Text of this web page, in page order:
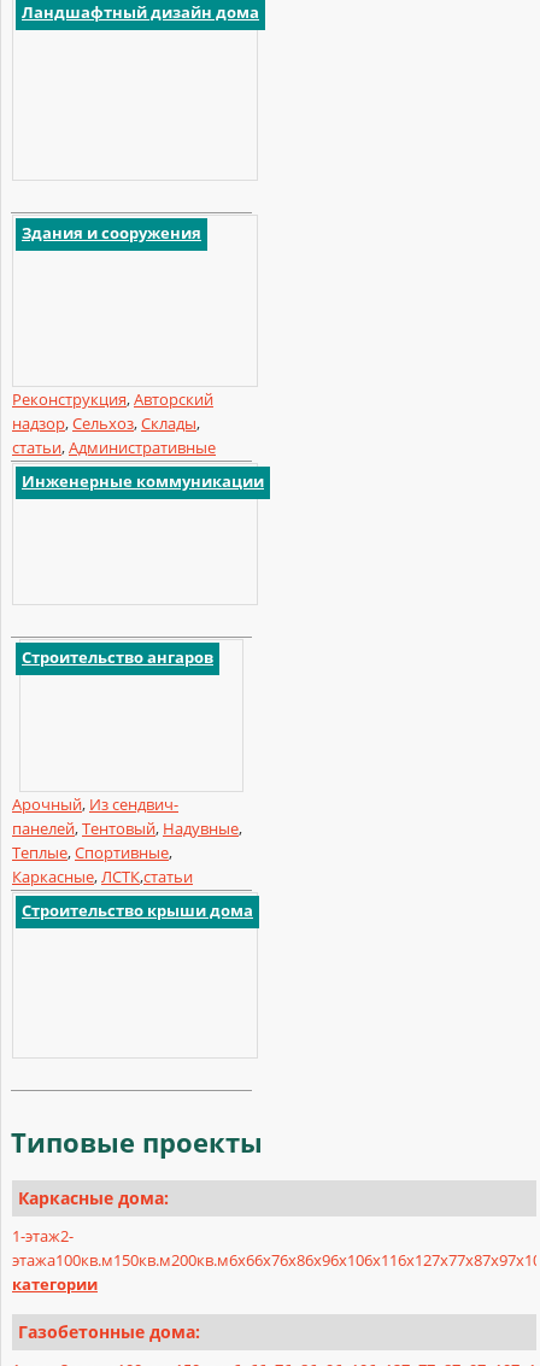
Ландшафтный дизайн дома
Здания и сооружения
Реконструкция,Авторский
надзор,Сельхоз,Склады,
статьи,Административные
Инженерные коммуникации
Строительство ангаров
Арочный, Из сендвич-
панелей,Тентовый, Надувные,
Теплые,Спортивные,
Каркасные,ЛСТК,статьи
Строительство крыши дома
Типовые проекты
Каркасные дома:
1-этаж2-
этажа100кв.м150кв.м200кв.м6х66х76х86х96х106х116х127х77х87х97х10
категории
Газобетонные дома: